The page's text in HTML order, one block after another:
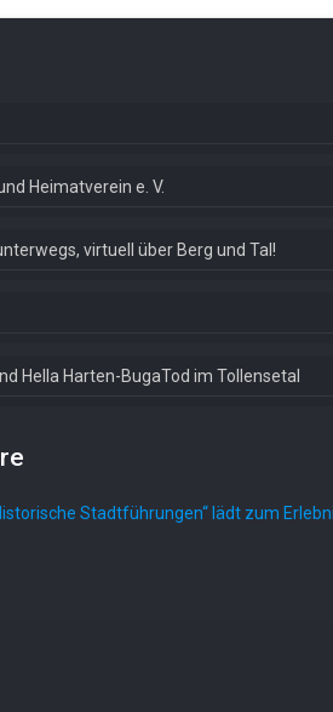
Heimatverein e. V.
virtuell über Berg und Tal!
Hella Harten-BugaTod im Tollensetal
Stadtführungen“ lädt zum